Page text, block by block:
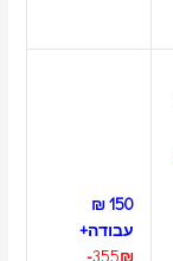
150 ₪
עבודה+
355₪-